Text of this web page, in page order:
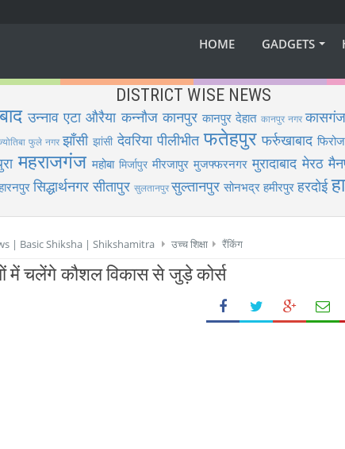
HOME GADGETS
DISTRICT WISE NEWS
उन्नाव एटा औरैया कन्नौज कानपुर कानपुर देहात कानपुर नगर कासगंज
फुले नगर झाँसी झांसी देवरिया पीलीभीत फतेहपुर फर्रुखाबाद
महराजगंज महोबा मिर्जापुर मीरजापुर मुजफ्फरनगर मुरादाबाद मेरठ
सिद्धार्थनगर सीतापुर सुलतानपुरसुल्तानपुर सोनभद्र हमीरपुर हरदोई
| Basic Shiksha | Shikshamitra उच्च शिक्षा रैंकिंग
में चलेंगे कौशल विकास से जुड़े कोर्स